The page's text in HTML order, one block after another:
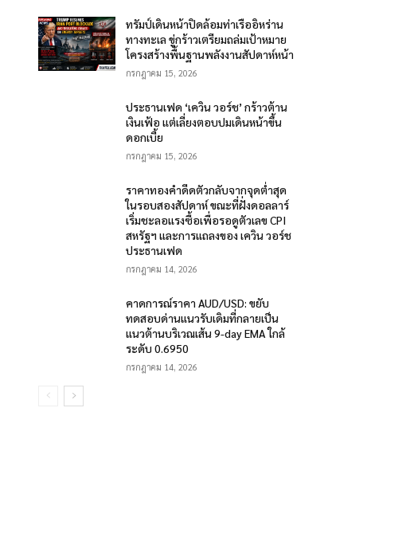
ทรัมป์เดินหน้าปิดล้อมท่าเรืออิหร่าน
ทางทะเล ขู่กร้าวเตรียมถล่มเป้าหมาย
โครงสร้างพื้นฐานพลังงานสัปดาห์หน้า
กรกฎาคม 15, 2026
ประธานเฟด ‘เควิน วอร์ช’ กร้าวต้าน
เงินเฟ้อ แต่เลี่ยงตอบปมเดินหน้าขึ้น
ดอกเบี้ย
กรกฎาคม 15, 2026
ราคาทองคำดีดตัวกลับจากจุดต่ำสุด
ในรอบสองสัปดาห์ ขณะที่ฝั่งดอลลาร์
เริ่มชะลอแรงซื้อเพื่อรอดูตัวเลข CPI
สหรัฐฯ และการแถลงของ เควิน วอร์ช
ประธานเฟด
กรกฎาคม 14, 2026
คาดการณ์ราคา AUD/USD: ขยับ
ทดสอบด่านแนวรับเดิมที่กลายเป็น
แนวต้านบริเวณเส้น 9-day EMA ใกล้
ระดับ 0.6950
กรกฎาคม 14, 2026